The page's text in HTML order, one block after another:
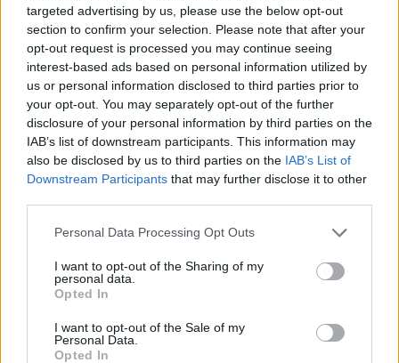
targeted advertising by us, please use the below opt-out
section to confirm your selection. Please note that after your
opt-out request is processed you may continue seeing
interest-based ads based on personal information utilized by
us or personal information disclosed to third parties prior to
your opt-out. You may separately opt-out of the further
disclosure of your personal information by third parties on the
IAB’s list of downstream participants. This information may
also be disclosed by us to third parties on the IAB’s List of
Downstream Participants that may further disclose it to other
Personal Data Processing Opt Outs
I want to opt-out of the Sharing of my
personal data.
Opted In
I want to opt-out of the Sale of my
Personal Data.
Opted In
Eladó adatai
Eladó:Nagyházi Galéria és
Aukciósház
Cím: Müller Márta
Nagyházi Galéria és Aukciósház
Kft.
1055 Budapest, Balaton utca 8.
Telefon: +361 475 6000 +361
4756005
http://www.nagyhazi.hu
Bemutatkozás: Magas színvonalú festmények és műtárgyak,
bútorok, szőnyegek, üveg, porcelán és ezüst tárgyak, ékszerek,
néprajzi tárgyak értékesítése és aukcionálása. Hagyatékok és
a tárgyfelvétel folyamatos.